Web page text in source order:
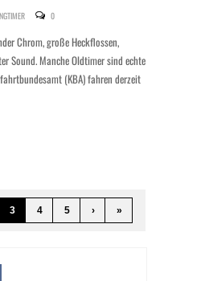
0
Chrom, große Heckflossen,
Sound. Manche Oldtimer sind echte
(KBA) fahren derzeit
3 4 5 › »